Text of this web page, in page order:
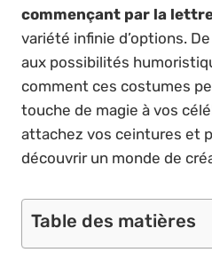
commençant par la
variété infinie d’options.
aux possibilités
comment ces costumes
touche de magie à vos
attachez vos ceintures et
découvrir un monde de
Table des matières